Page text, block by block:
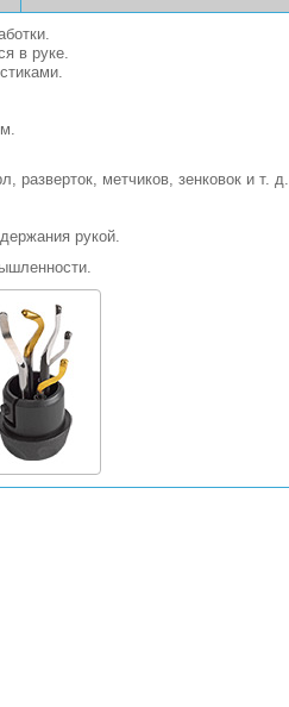
в руке.
метчиков, зенковок и т. д.
рукой.